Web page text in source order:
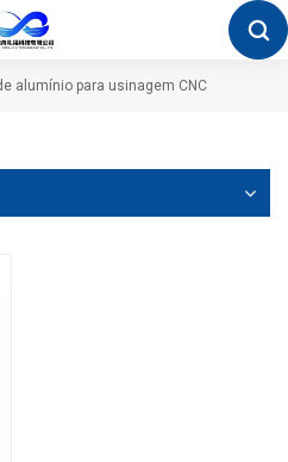
alumínio para usinagem CNC